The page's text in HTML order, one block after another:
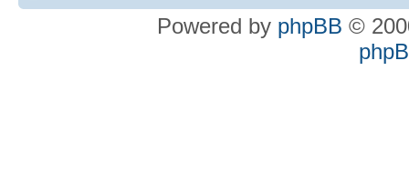
Powered by phpBB ©